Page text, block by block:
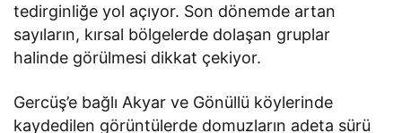
tedirginliğe yol açıyor. Son dönemde artan
sayıların, kırsal bölgelerde dolaşan gruplar
halinde görülmesi dikkat çekiyor.
Gercüş’e bağlı Akyar ve Gönüllü köylerinde
kaydedilen görüntülerde domuzların adeta sürü